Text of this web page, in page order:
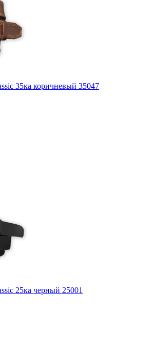
35ка коричневый 35047
25ка черный 25001